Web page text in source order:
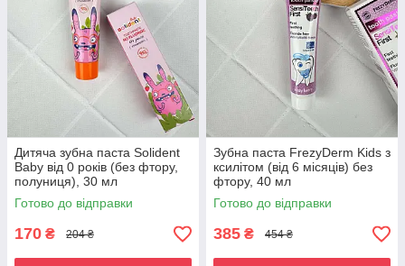
Дитяча зубна паста Solident
Baby від 0 років (без фтору,
полуниця), 30 мл
Готово до відправки
170 ₴ 204 ₴
Зубна паста FrezyDerm Kids з
ксилітом (від 6 місяців) без
фтору, 40 мл
Готово до відправки
385 ₴ 454 ₴